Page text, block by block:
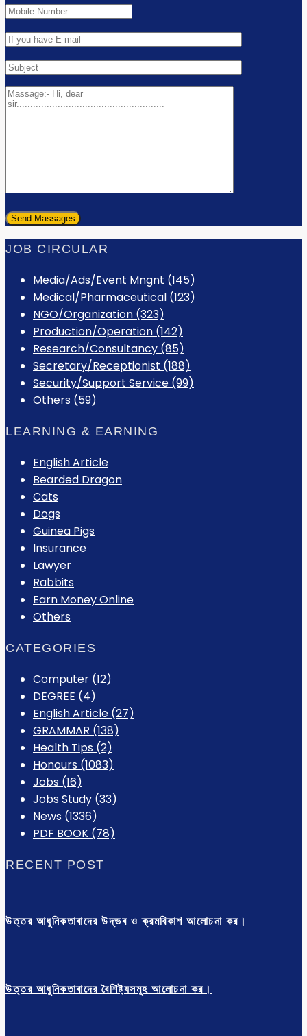
JOB CIRCULAR
Media/Ads/Event Mngnt (145)
Medical/Pharmaceutical (123)
NGO/Organization (323)
Production/Operation (142)
Research/Consultancy (85)
Secretary/Receptionist (188)
Security/Support Service (99)
Others (59)
LEARNING & EARNING
English Article
Bearded Dragon
Cats
Dogs
Guinea Pigs
Insurance
Lawyer
Rabbits
Earn Money Online
Others
CATEGORIES
Computer (12)
DEGREE (4)
English Article (27)
GRAMMAR (138)
Health Tips (2)
Honours (1083)
Jobs (16)
Jobs Study (33)
News (1336)
PDF BOOK (78)
RECENT POST
উত্তর আধুনিকতাবাদের উদ্ভব ও ক্রমবিকাশ আলোচনা কর।
উত্তর আধুনিকতাবাদের বৈশিষ্ট্যসমূহ আলোচনা কর।